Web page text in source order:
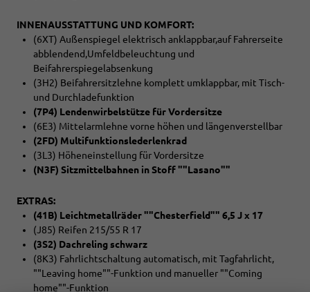
INNENAUSSTATTUNG UND KOMFORT:
(6XT) Außenspiegel elektrisch anklappbar,auf Fahrerseite
abblendend,Umfeldbeleuchtung und
Beifahrerspiegelabsenkung
(3H2) Beifahrersitzlehne komplett umklappbar, mit Tisch-
und Durchladefunktion
(7P4) Lendenwirbelstütze für Vordersitze
(6E3) Mittelarmlehne vorne höhen und längenverstellbar
(2FD) Multifunktionslederlenkrad
(3L3) Höheneinstellung für Vordersitze
(N3F) Sitzmittelbahnen in Stoff ""Lasano""
EXTRAS:
(41B) Leichtmetallräder ""Chesterfield"" 6,5 J x 17
(J85) Reifen 215/55 R 17
(3S2) Dachreling schwarz
(8K3) Fahrlichtschaltung automatisch, mit Tagfahrlicht,
""Leaving home""-Funktion und manueller ""Coming
home""-Funktion